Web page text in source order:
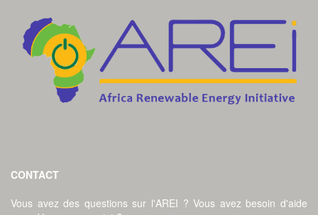
CONTACT
Vous avez des questions sur l'AREI ? Vous avez besoin d'aide